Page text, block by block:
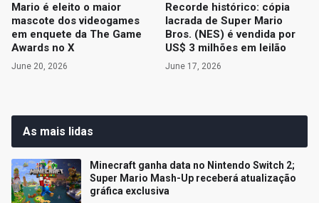
Mario é eleito o maior
mascote dos videogames
em enquete da The Game
Awards no X
June 20, 2026
Recorde histórico: cópia
lacrada de Super Mario
Bros. (NES) é vendida por
US$ 3 milhões em leilão
June 17, 2026
As mais lidas
Minecraft ganha data no Nintendo Switch 2;
Super Mario Mash-Up receberá atualização
gráfica exclusiva